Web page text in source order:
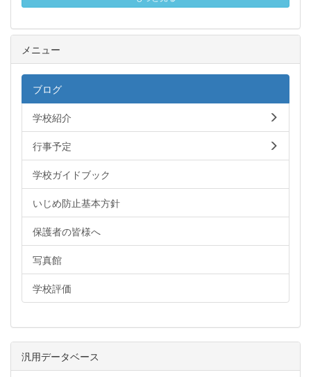
メニュー
ブログ
学校紹介
行事予定
学校ガイドブック
いじめ防止基本方針
保護者の皆様へ
写真館
学校評価
汎用データベース